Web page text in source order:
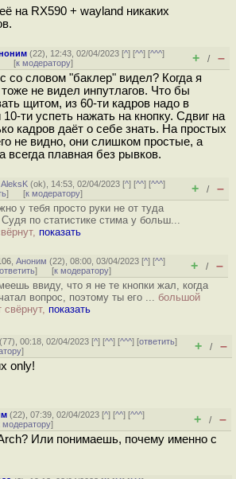
на RX590 + wayland никаких
(22), 12:43, 02/04/2023 [^] [^^] [^^^]
[к модератору] + / –
со словом "баклер" видел? Когда я
тоже не видел инпутлагов. Что бы
щитом, из 60-ти кадров надо в
10-ти успеть нажать на кнопку. Сдвиг на
кадров даёт о себе знать. На простых
не видно, они слишком простые, а
всегда плавная без рывков.
,AleksK (ok), 14:53, 02/04/2023 [^] [^^] [^^^]
] [к модератору] + / –
у тебя просто руки не от туда
Судя по статистике стима у больш...
показать
,Аноним (22), 08:00, 03/04/2023 [^] [^^]
ответить] [к модератору] + / –
ввиду, что я не те кнопки жал, когда
вопрос, поэтому ты его ... большой
свёрнут, показать
(77), 00:18, 02/04/2023 [^] [^^] [^^^] [ответить]
] + / –
only!
(22), 07:39, 02/04/2023 [^] [^^] [^^^]
модератору] + / –
Или понимаешь, почему именно с